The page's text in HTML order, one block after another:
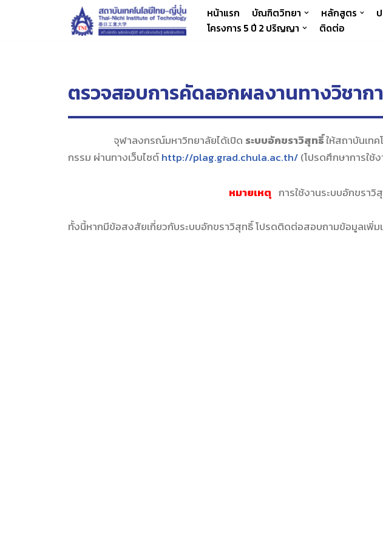
หน้าแรก บัณฑิตวิทยา หลักสูตร
โครงการ 5 ปี 2 ปริญญา
ติดต่อ
ตรวจสอบการคัดลอกผลงานทางวิชาก
จุฬาลงกรณ์มหาวิทยาลัยได้เปิด ระบบอักขราวิสุทธิ์ให้สถาบันเท
กรรม ผ่านทางเว็บไซต์http://plag.grad.chula.ac.th/(โปรดศึกษาการใช้
หมายเหตุ การใช้งานระบบอักขราวิ
ทั้งนี้หากมีข้อสงสัยเกี่ยวกับระบบอักขราวิสุทธิ์ โปรดติดต่อสอบถามข้อมูลเพิ่ม